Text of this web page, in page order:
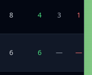
8 4 3 1
6 6 — —